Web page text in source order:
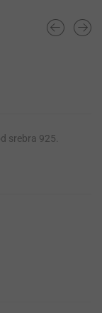
srebra 925.